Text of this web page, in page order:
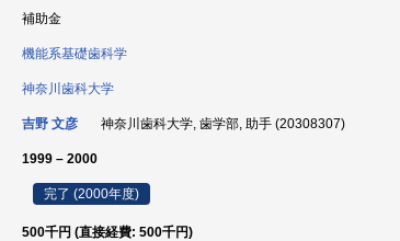
補助金
機能系基礎歯科学
神奈川歯科大学
吉野 文彦 神奈川歯科大学, 歯学部, 助手 (20308307)
1999 – 2000
完了 (2000年度)
500千円 (直接経費: 500千円)